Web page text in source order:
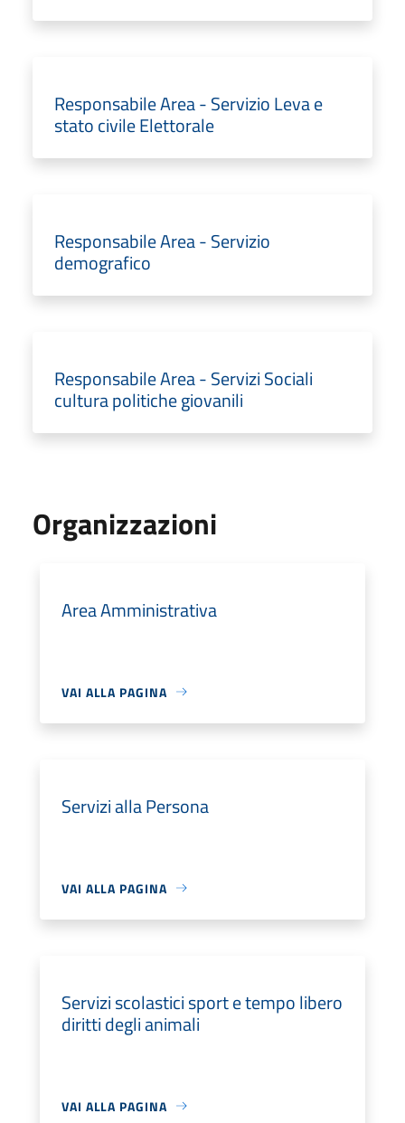
Responsabile Area - Servizio Leva e
stato civile Elettorale
Responsabile Area - Servizio
demografico
Responsabile Area - Servizi Sociali
cultura politiche giovanili
Organizzazioni
Area Amministrativa
VAI ALLA PAGINA
Servizi alla Persona
VAI ALLA PAGINA
Servizi scolastici sport e tempo libero
diritti degli animali
VAI ALLA PAGINA